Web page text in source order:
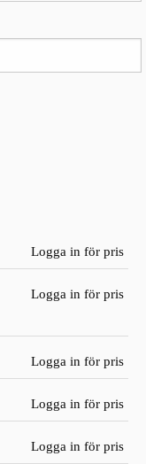
Logga in för pris
Logga in för pris
Logga in för pris
Logga in för pris
Logga in för pris